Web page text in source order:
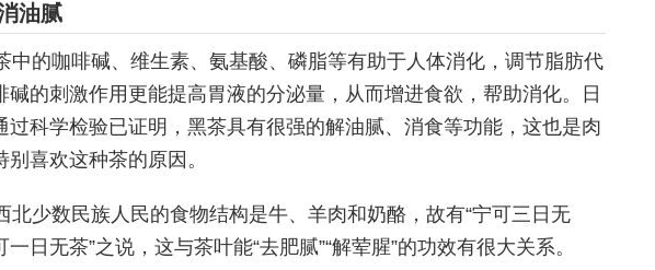
油腻
中的咖啡碱、维生素、氨基酸、磷脂等有助于人体消化，调节脂肪代
碱的刺激作用更能提高胃液的分泌量，从而增进食欲，帮助消化。日
过科学检验已证明，黑茶具有很强的解油腻、消食等功能，这也是肉
别喜欢这种茶的原因。
北少数民族人民的食物结构是牛、羊肉和奶酪，故有“宁可三日无
一日无茶”之说，这与茶叶能“去肥腻”“解荤腥”的功效有很大关系。